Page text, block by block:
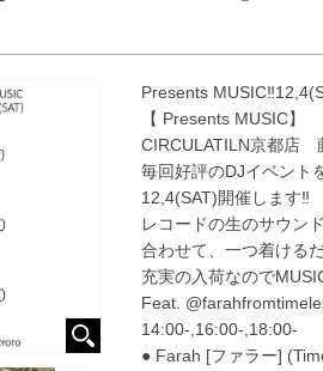
Presents
【 Presents MUSIC】
CIRCULATILN京都店
毎回好評のDJイベント
12,4(SAT)開催します‼︎
レコードの生のサウン
合わせて、一つ着ける
充実の入荷なので
Feat.
14:00-,16:00-,18:00-
● Farah [ファラー]